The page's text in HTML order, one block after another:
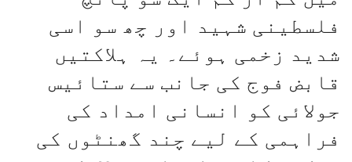
فلسطینی شہید اور چھ سو اسی
شدید زخمی ہوئے۔ یہ ہلاکتیں
قابض فوج کی جانب سے ستائیس
جولائی کو انسانی امداد کی
فراہمی کے لیے چند گھنٹوں کی